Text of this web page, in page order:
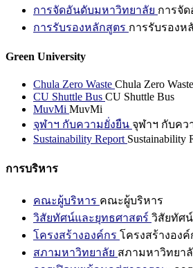
การจัดอันดับมหาวิทยาลัย การจั
การรับรองหลักสูตร การรับรองห
Green University
Chula Zero Waste Chula Zero Waste
CU Shuttle Bus CU Shuttle Bus
MuvMi MuvMi
จุฬาฯ กับความยั่งยืน จุฬาฯ กับคว
Sustainability Report Sustainability
การบริหาร
คณะผู้บริหาร คณะผู้บริหาร
วิสัยทัศน์และยุทธศาสตร์ วิสัยทัศ
โครงสร้างองค์กร โครงสร้างองค์
สภามหาวิทยาลัย สภามหาวิทยา